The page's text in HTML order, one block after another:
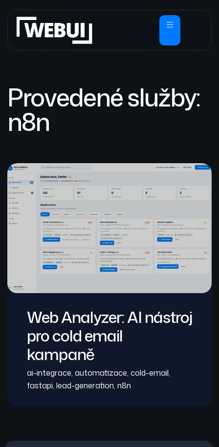
Provedené služby:
n8n
Web Analyzer: AI nástroj
pro cold email
kampaně
ai-integrace, automatizace, cold-email,
fastapi, lead-generation, n8n